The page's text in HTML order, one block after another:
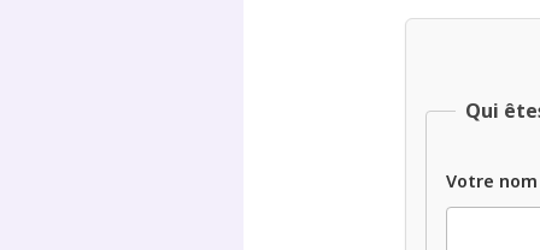
Qui
Votre nom